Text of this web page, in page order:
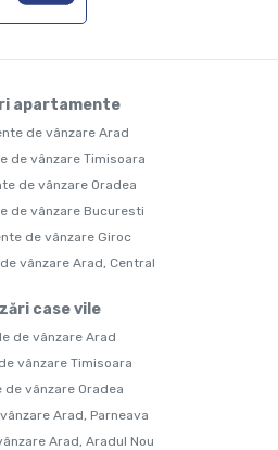
apartamente
de vânzare Arad
de vânzare Timisoara
de vânzare Oradea
de vânzare Bucuresti
de vânzare Giroc
vânzare Arad, Central
case vile
de vânzare Arad
vânzare Timisoara
de vânzare Oradea
Arad, Parneava
Arad, Aradul Nou